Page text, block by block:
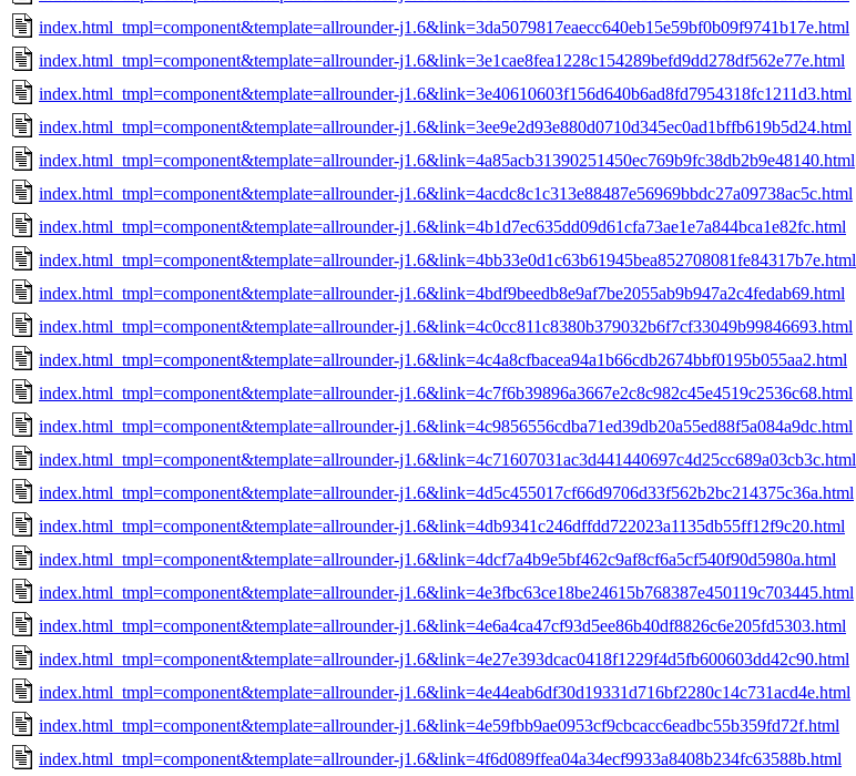
index.html_tmpl=component&template=allrounder-j1.6&link=3da5079817eaecc640eb15e59bf0b09f9741b17e.html
index.html_tmpl=component&template=allrounder-j1.6&link=3e1cae8fea1228c154289befd9dd278df562e77e.html
index.html_tmpl=component&template=allrounder-j1.6&link=3e40610603f156d640b6ad8fd7954318fc1211d3.html
index.html_tmpl=component&template=allrounder-j1.6&link=3ee9e2d93e880d0710d345ec0ad1bffb619b5d24.html
index.html_tmpl=component&template=allrounder-j1.6&link=4a85acb31390251450ec769b9fc38db2b9e48140.html
index.html_tmpl=component&template=allrounder-j1.6&link=4acdc8c1c313e88487e56969bbdc27a09738ac5c.html
index.html_tmpl=component&template=allrounder-j1.6&link=4b1d7ec635dd09d61cfa73ae1e7a844bca1e82fc.html
index.html_tmpl=component&template=allrounder-j1.6&link=4bb33e0d1c63b61945bea852708081fe84317b7e.html
index.html_tmpl=component&template=allrounder-j1.6&link=4bdf9beedb8e9af7be2055ab9b947a2c4fedab69.html
index.html_tmpl=component&template=allrounder-j1.6&link=4c0cc811c8380b379032b6f7cf33049b99846693.html
index.html_tmpl=component&template=allrounder-j1.6&link=4c4a8cfbacea94a1b66cdb2674bbf0195b055aa2.html
index.html_tmpl=component&template=allrounder-j1.6&link=4c7f6b39896a3667e2c8c982c45e4519c2536c68.html
index.html_tmpl=component&template=allrounder-j1.6&link=4c9856556cdba71ed39db20a55ed88f5a084a9dc.html
index.html_tmpl=component&template=allrounder-j1.6&link=4c71607031ac3d441440697c4d25cc689a03cb3c.html
index.html_tmpl=component&template=allrounder-j1.6&link=4d5c455017cf66d9706d33f562b2bc214375c36a.html
index.html_tmpl=component&template=allrounder-j1.6&link=4db9341c246dffdd722023a1135db55ff12f9c20.html
index.html_tmpl=component&template=allrounder-j1.6&link=4dcf7a4b9e5bf462c9af8cf6a5cf540f90d5980a.html
index.html_tmpl=component&template=allrounder-j1.6&link=4e3fbc63ce18be24615b768387e450119c703445.html
index.html_tmpl=component&template=allrounder-j1.6&link=4e6a4ca47cf93d5ee86b40df8826c6e205fd5303.html
index.html_tmpl=component&template=allrounder-j1.6&link=4e27e393dcac0418f1229f4d5fb600603dd42c90.html
index.html_tmpl=component&template=allrounder-j1.6&link=4e44eab6df30d19331d716bf2280c14c731acd4e.html
index.html_tmpl=component&template=allrounder-j1.6&link=4e59fbb9ae0953cf9cbcacc6eadbc55b359fd72f.html
index.html_tmpl=component&template=allrounder-j1.6&link=4f6d089ffea04a34ecf9933a8408b234fc63588b.html